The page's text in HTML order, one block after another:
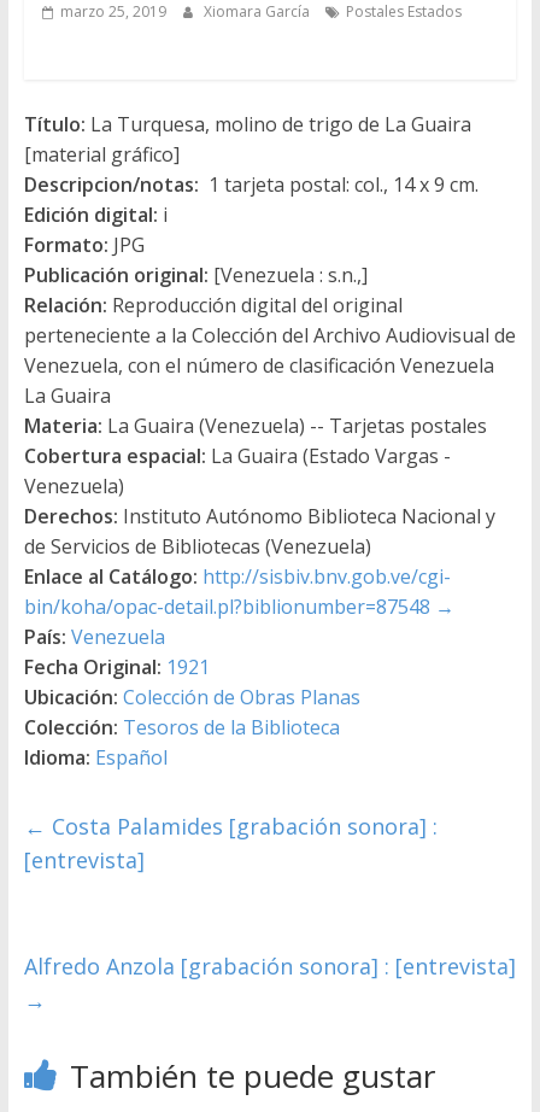
marzo 25, 2019 Xiomara García Postales Estados
Título: La Turquesa, molino de trigo de La Guaira
[material gráfico]
Descripcion/notas: 1 tarjeta postal: col., 14 x 9 cm.
Edición digital: i
Formato: JPG
Publicación original: [Venezuela : s.n.,]
Relación: Reproducción digital del original
perteneciente a la Colección del Archivo Audiovisual de
Venezuela, con el número de clasificación Venezuela
La Guaira
Materia: La Guaira (Venezuela) -- Tarjetas postales
Cobertura espacial: La Guaira (Estado Vargas -
Venezuela)
Derechos: Instituto Autónomo Biblioteca Nacional y
de Servicios de Bibliotecas (Venezuela)
Enlace al Catálogo: http://sisbiv.bnv.gob.ve/cgi-
bin/koha/opac-detail.pl?biblionumber=87548 →
País: Venezuela
Fecha Original: 1921
Ubicación: Colección de Obras Planas
Colección: Tesoros de la Biblioteca
Idioma: Español
← Costa Palamides [grabación sonora] :
[entrevista]
Alfredo Anzola [grabación sonora] : [entrevista]
→
También te puede gustar